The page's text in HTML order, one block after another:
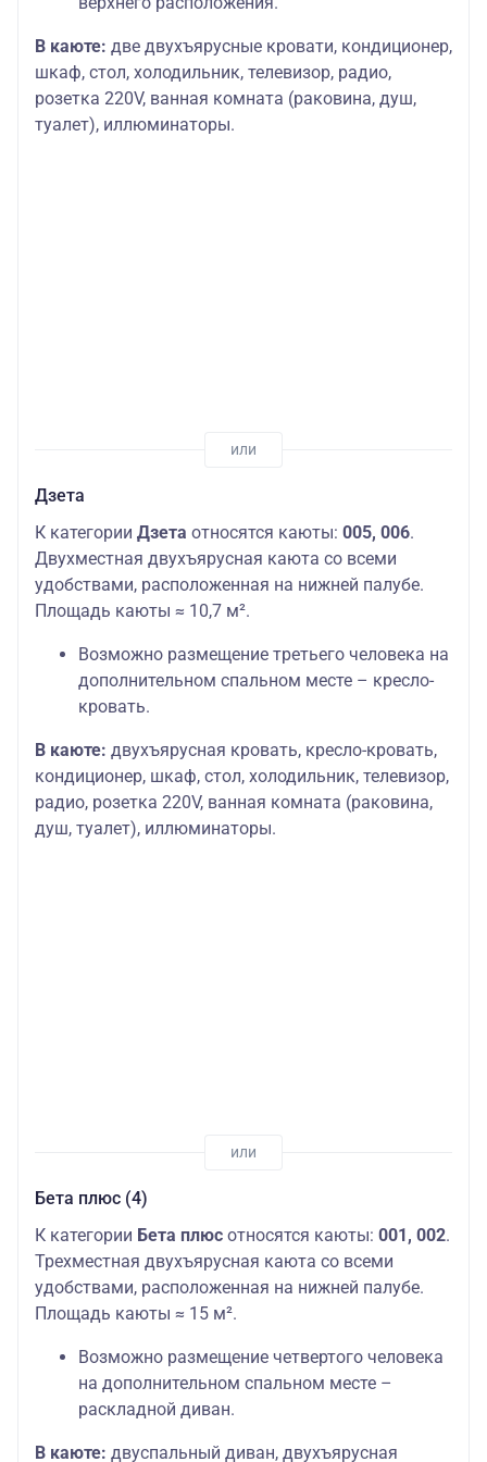
В каюте: две двухъярусные кровати, кондиционер,
шкаф, стол, холодильник, телевизор, радио,
розетка 220V, ванная комната (раковина, душ,
туалет), иллюминаторы.
Дзета
К категории Дзета относятся каюты: 005, 006.
Двухместная двухъярусная каюта со всеми
удобствами, расположенная на нижней палубе.
Площадь каюты ≈ 10,7 м².
Возможно размещение третьего человека на
дополнительном спальном месте – кресло-
кровать.
В каюте: двухъярусная кровать, кресло-кровать,
кондиционер, шкаф, стол, холодильник, телевизор,
радио, розетка 220V, ванная комната (раковина,
душ, туалет), иллюминаторы.
Бета плюс (4)
К категории Бета плюс относятся каюты: 001, 002.
Трехместная двухъярусная каюта со всеми
удобствами, расположенная на нижней палубе.
Площадь каюты ≈ 15 м².
Возможно размещение четвертого человека
на дополнительном спальном месте –
раскладной диван.
В каюте: двуспальный диван, двухъярусная